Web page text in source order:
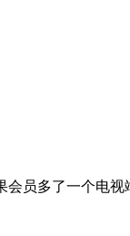
员多了一个电